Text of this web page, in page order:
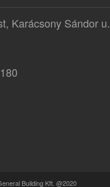
Karácsony Sándor u.
Building Kft. @2020